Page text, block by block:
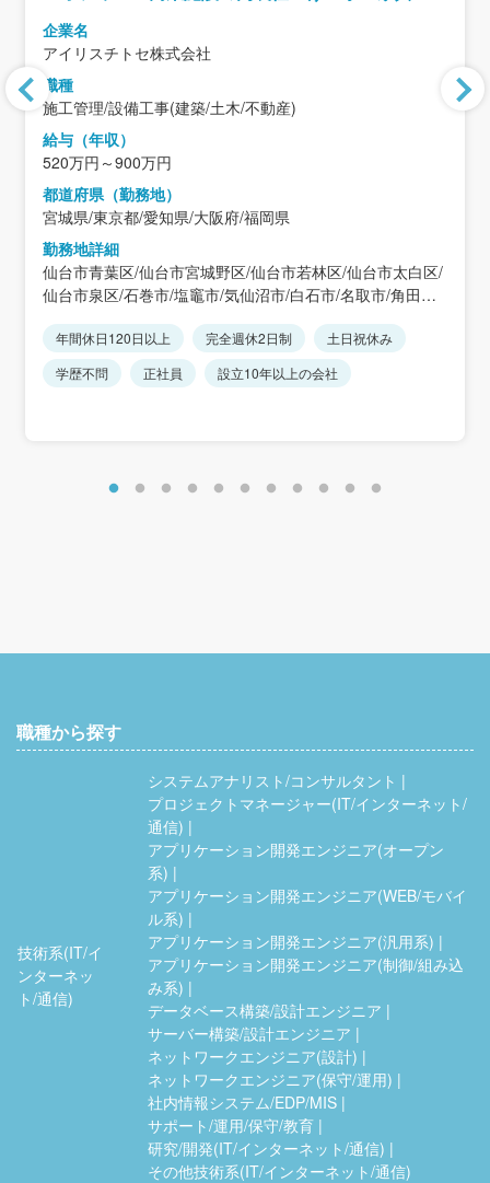
工事」
企業名
アイリスチトセ株式会社
職種
施工管理/設備工事(建築/土木/不動産)
給与（年収）
520万円～900万円
都道府県（勤務地）
宮城県/東京都/愛知県/大阪府/福岡県
勤務地詳細
仙台市青葉区/仙台市宮城野区/仙台市若林区/仙台市太白区/
仙台市泉区/石巻市/塩竈市/気仙沼市/白石市/名取市/角田市/
ヶ宿町/大河原町/村田町/柴田町/川崎町/丸森町/亘理町/山元
町/松島町/七ヶ浜町/利府町/大和町/大郷町/富谷市/大衡村/色
麻町/加美町/涌谷町/美里町/女川町/南三陸町/東京２３区/愛
年間休日120日以上 完全週休2日制
土日祝休み
学歴不問
正社員 設立10年以上の会社
職種から探す
技術系(IT/イ
ンターネッ
ト/通信)
システムアナリスト/コンサルタント
プロジェクトマネージャー(IT/インターネット/
通信)
アプリケーション開発エンジニア(オープン
系)
アプリケーション開発エンジニア(WEB/モバイ
ル系)
アプリケーション開発エンジニア(汎用系)
アプリケーション開発エンジニア(制御/組み込
み系)
データベース構築/設計エンジニア
サーバー構築/設計エンジニア
ネットワークエンジニア(設計)
ネットワークエンジニア(保守/運用)
社内情報システム/EDP/MIS
サポート/運用/保守/教育
研究/開発(IT/インターネット/通信)
その他技術系(IT/インターネット/通信)